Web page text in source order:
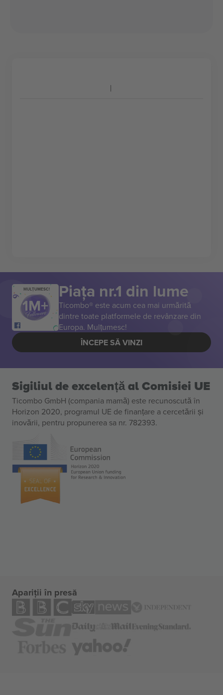
MULȚUMESC! Piața nr.1 din lume
Ticombo® este acum cea mai urmărită
dintre toate platformele de revânzare din
Europa. Mulțumesc!
ÎNCEPE SĂ VINZI
Sigiliul de excelență al Comisiei UE
Ticombo GmbH (compania mamă) este recunoscută în
Horizon 2020, programul UE de finanțare a cercetării și
inovării, pentru propunerea sa nr. 782393.
Apariții în presă